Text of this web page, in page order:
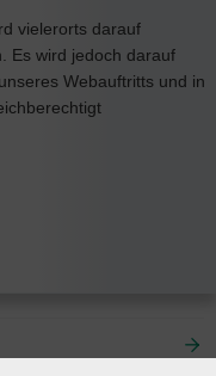
vielerorts darauf
Es wird jedoch darauf
Webauftritts und in